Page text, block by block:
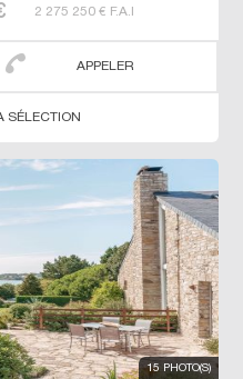
2 275 250 € F.A.I
APPELER
SÉLECTION
15 PHOTO(S)